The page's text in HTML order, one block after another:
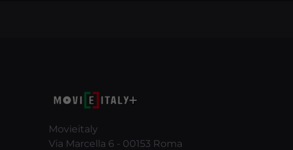
Movieitaly
Via Marcella 6 - 00153 Roma